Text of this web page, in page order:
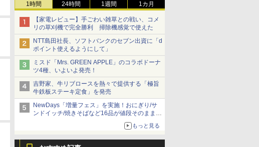
1時間 24時間 1週間 1カ月
【家電レビュー】手ごわい雑草との戦い、コメ
リの草刈機で完全勝利 掃除機感覚で使えた
NTT島田社長、ソフトバンクのセブン出資に「d
ポイント使えるようにして」
ミスド「Mrs. GREEN APPLE」のコラボドーナ
ツ4種、いよいよ発売！
吉野家、牛リブロースを熱々で提供する「極旨
牛鉄板ステーキ定食」を発売
NewDays「増量フェス」を実施！おにぎり/サ
ンドイッチ/焼きそばなど16品が値段そのままで
もっと見る